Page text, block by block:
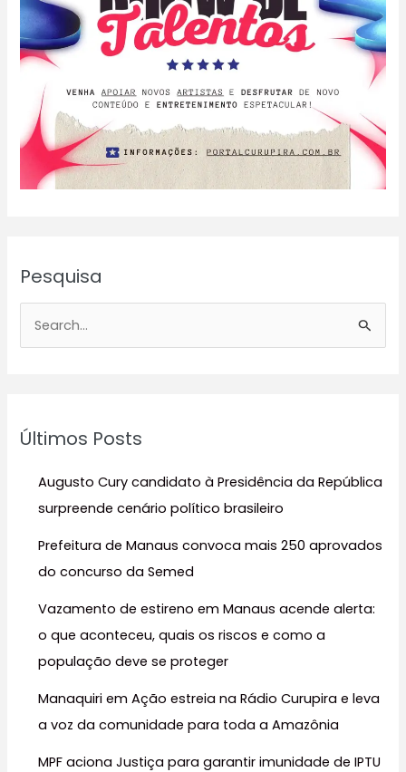
Pesquisa
iÚltimos Posts
Augusto Cury candidato à Presidência da República
surpreende cenário político brasileiro
Prefeitura de Manaus convoca mais 250 aprovados
do concurso da Semed
Vazamento de estireno em Manaus acende alerta:
o que aconteceu, quais os riscos e como a
população deve se proteger
Manaquiri em Ação estreia na Rádio Curupira e leva
a voz da comunidade para toda a Amazônia
MPF aciona Justiça para garantir imunidade de IPTU